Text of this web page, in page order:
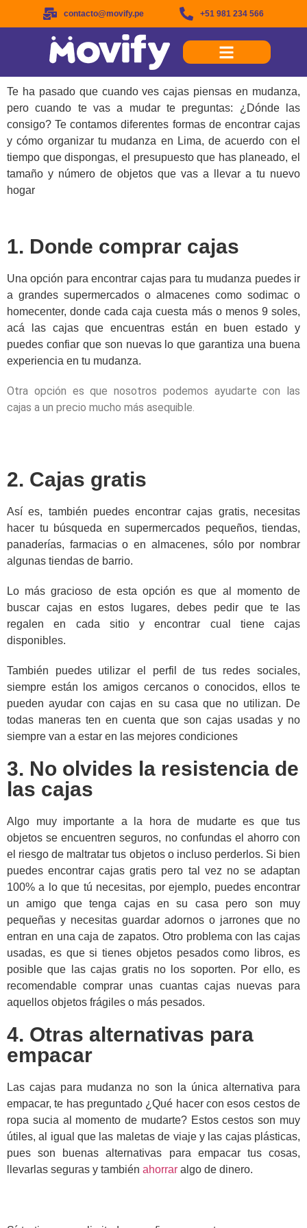
contacto@movify.pe +51 981 234 566
Te ha pasado que cuando ves cajas piensas en mudanza,
pero cuando te vas a mudar te preguntas: ¿Dónde las
consigo? Te contamos diferentes formas de encontrar cajas
y cómo organizar tu mudanza en Lima, de acuerdo con el
tiempo que dispongas, el presupuesto que has planeado, el
tamaño y número de objetos que vas a llevar a tu nuevo
hogar
1. Donde comprar cajas
Una opción para encontrar cajas para tu mudanza puedes ir
a grandes supermercados o almacenes como sodimac o
homecenter, donde cada caja cuesta más o menos 9 soles,
acá las cajas que encuentras están en buen estado y
puedes confiar que son nuevas lo que garantiza una buena
experiencia en tu mudanza.
Otra opción es que nosotros podemos ayudarte con las
cajas a un precio mucho más asequible.
2. Cajas gratis
Así es, también puedes encontrar cajas gratis, necesitas
hacer tu búsqueda en supermercados pequeños, tiendas,
panaderías, farmacias o en almacenes, sólo por nombrar
algunas tiendas de barrio.
Lo más gracioso de esta opción es que al momento de
buscar cajas en estos lugares, debes pedir que te las
regalen en cada sitio y encontrar cual tiene cajas
disponibles.
También puedes utilizar el perfil de tus redes sociales,
siempre están los amigos cercanos o conocidos, ellos te
pueden ayudar con cajas en su casa que no utilizan. De
todas maneras ten en cuenta que son cajas usadas y no
siempre van a estar en las mejores condiciones
3. No olvides la resistencia de
las cajas
Algo muy importante a la hora de mudarte es que tus
objetos se encuentren seguros, no confundas el ahorro con
el riesgo de maltratar tus objetos o incluso perderlos. Si bien
puedes encontrar cajas gratis pero tal vez no se adaptan
100% a lo que tú necesitas, por ejemplo, puedes encontrar
un amigo que tenga cajas en su casa pero son muy
pequeñas y necesitas guardar adornos o jarrones que no
entran en una caja de zapatos. Otro problema con las cajas
usadas, es que si tienes objetos pesados como libros, es
posible que las cajas gratis no los soporten. Por ello, es
recomendable comprar unas cuantas cajas nuevas para
aquellos objetos frágiles o más pesados.
4. Otras alternativas para
empacar
Las cajas para mudanza no son la única alternativa para
empacar, te has preguntado ¿Qué hacer con esos cestos de
ropa sucia al momento de mudarte? Estos cestos son muy
útiles, al igual que las maletas de viaje y las cajas plásticas,
pues son buenas alternativas para empacar tus cosas,
llevarlas seguras y también ahorrar algo de dinero.